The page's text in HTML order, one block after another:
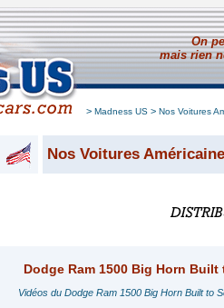
On
mais rien
> Madness US > Nos Voitures
Nos Voitures
Dodge Ram 1500 Big Horn Built
Vidéos du Dodge Ram 1500 Big Horn Built to